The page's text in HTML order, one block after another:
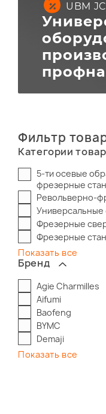
UBM
Фильтр
Категории
5-ти осевые
фрезерные
Револьверно-
Фрезерные
Фрезерные
Показать все
Бренд
Agie Charmilles
Aifumi
Baofeng
BYMC
Demaji
Показать все